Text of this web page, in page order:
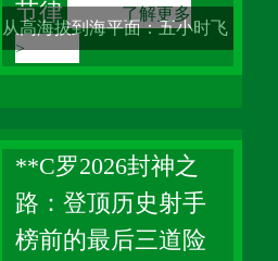
候，场边那个拿着换人牌的第
四官员，就成了全场
节律
从高海拔到海平面：五小时飞
行如何重置球员的生理节律 作
年的老将，我见过太多球员在
赛场上因生理状态失衡而黯然
离场。每一次，当我在评估报
了解更多
>
**C罗2026封神之
路：登顶历史射手
榜前的最后三道险